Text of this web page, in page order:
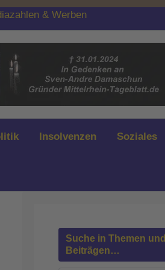
& Werben
Insolvenzen Soziales
Suche in Themen und
Beiträgen…